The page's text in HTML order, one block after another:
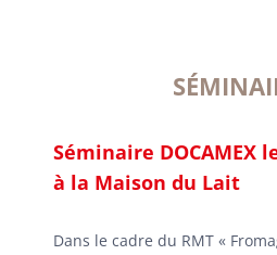
Séminaire DOCAMEX
à la Maison du Lait
Dans le cadre du RMT «